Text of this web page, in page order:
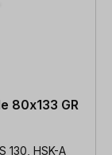
80x133 GR
130, HSK-A